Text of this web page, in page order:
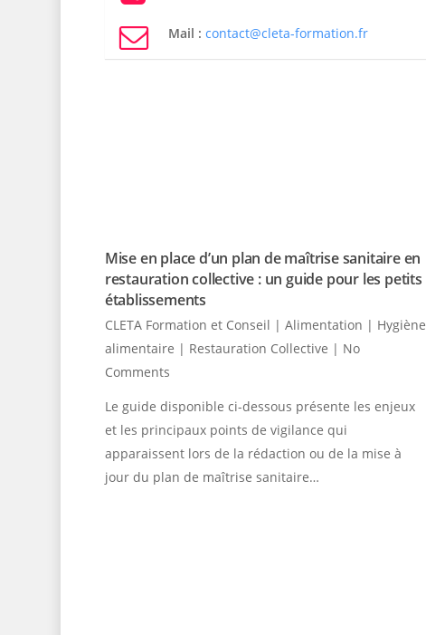
Mail : contact@cleta-formation.fr
Mise en place d’un plan de maîtrise sanitaire en
restauration collective : un guide pour les petits
établissements
CLETA Formation et Conseil | Alimentation | Hygiène
alimentaire | Restauration Collective | No
Comments
Le guide disponible ci-dessous présente les enjeux
et les principaux points de vigilance qui
apparaissent lors de la rédaction ou de la mise à
jour du plan de maîtrise sanitaire…